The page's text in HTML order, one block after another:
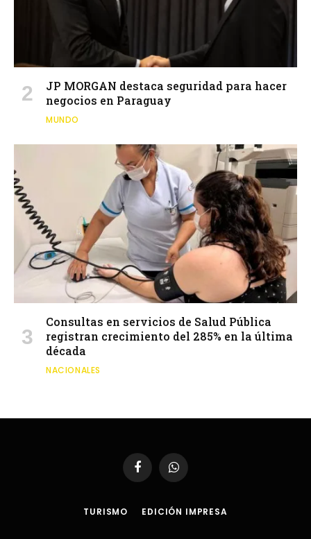
JP MORGAN destaca seguridad para hacer
negocios en Paraguay
MUNDO
Consultas en servicios de Salud Pública
registran crecimiento del 285% en la última
década
NACIONALES
FacebookWhatsApp
TURISMO EDICIÓN IMPRESA